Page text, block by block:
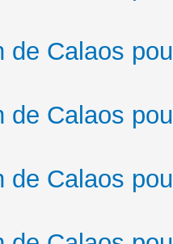
de Calaos
de Calaos
de Calaos